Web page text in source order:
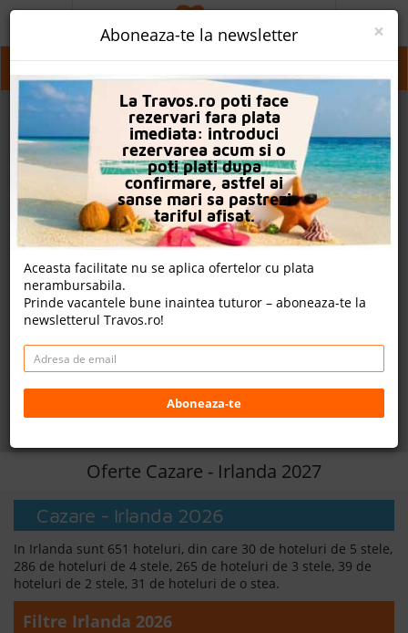
Irlanda
Oferte Cazare - Irlanda 2027
Cazare - Irlanda 2026
In Irlanda sunt 651 hoteluri, din care 30 de hoteluri de 5 stele,
286 de hoteluri de 4 stele, 265 de hoteluri de 3 stele, 39 de
hoteluri de 2 stele, 31 de hoteluri de o stea.
Filtre Irlanda 2026
PROMO
CAUTA REZERVARE
OFERTA PERSONALIZATA
DESPRE NOI
LOGIN
CAZARE
CHARTER AVION
CAZARE + AUTOCAR
CONTACT
LEI EURO
×
Aboneaza-te la newsletter
La Travos.ro poti face
rezervari fara plata
imediata: introduci
rezervarea acum si o
poti plati dupa
confirmare, astfel ai
sanse mari sa pastrezi
tariful afisat.
Aceasta facilitate nu se aplica ofertelor cu plata
nerambursabila.
Prinde vacantele bune inaintea tuturor – aboneaza-te la
newsletterul Travos.ro!
Aboneaza-te